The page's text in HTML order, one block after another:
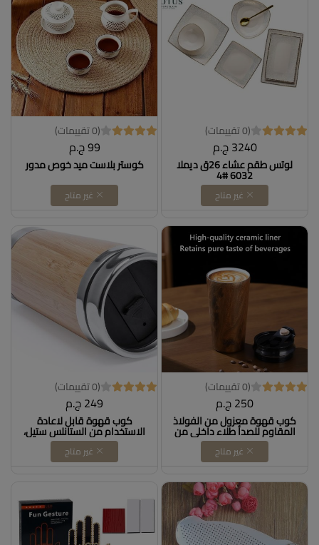
(0 تقييمات)
3240 ج.م
لوتس طقم عشاء 26ق ديملا
6032 #4
غير متاح
(0 تقييمات)
99 ج.م
كوستر بلاست ميد خوص مدور
غير متاح
(0 تقييمات)
250 ج.م
كوب قهوة معزول من الفولاذ
المقاوم للصدأ طلاء داخلي من
السيراميك من Bincoo، كوب
قهوة معزول للسفر مع غطاء،
مقاوم للانسكاب
غير متاح
(0 تقييمات)
249 ج.م
كوب قهوة قابل لاعادة
الاستخدام من الستانلس ستيل،
500
غير متاح